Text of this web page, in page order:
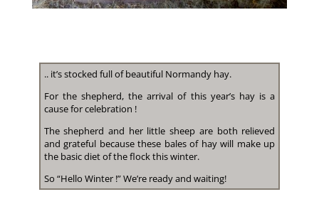
.. it’s stocked full of beautiful Normandy hay.
For the shepherd, the arrival of this year’s hay is a
cause for celebration !
The shepherd and her little sheep are both relieved
and grateful because these bales of hay will make up
the basic diet of the flock this winter.
So “Hello Winter !” We’re ready and waiting!